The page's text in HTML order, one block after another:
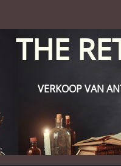
THE
VERKOOP VAN